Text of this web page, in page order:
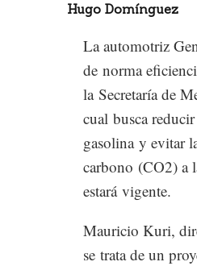
Hugo Domínguez
La automotriz
de norma
la Secretaría de
cual busca
gasolina y evitar
carbono (CO2) a
estará vigente.
Mauricio Kuri,
se trata de un